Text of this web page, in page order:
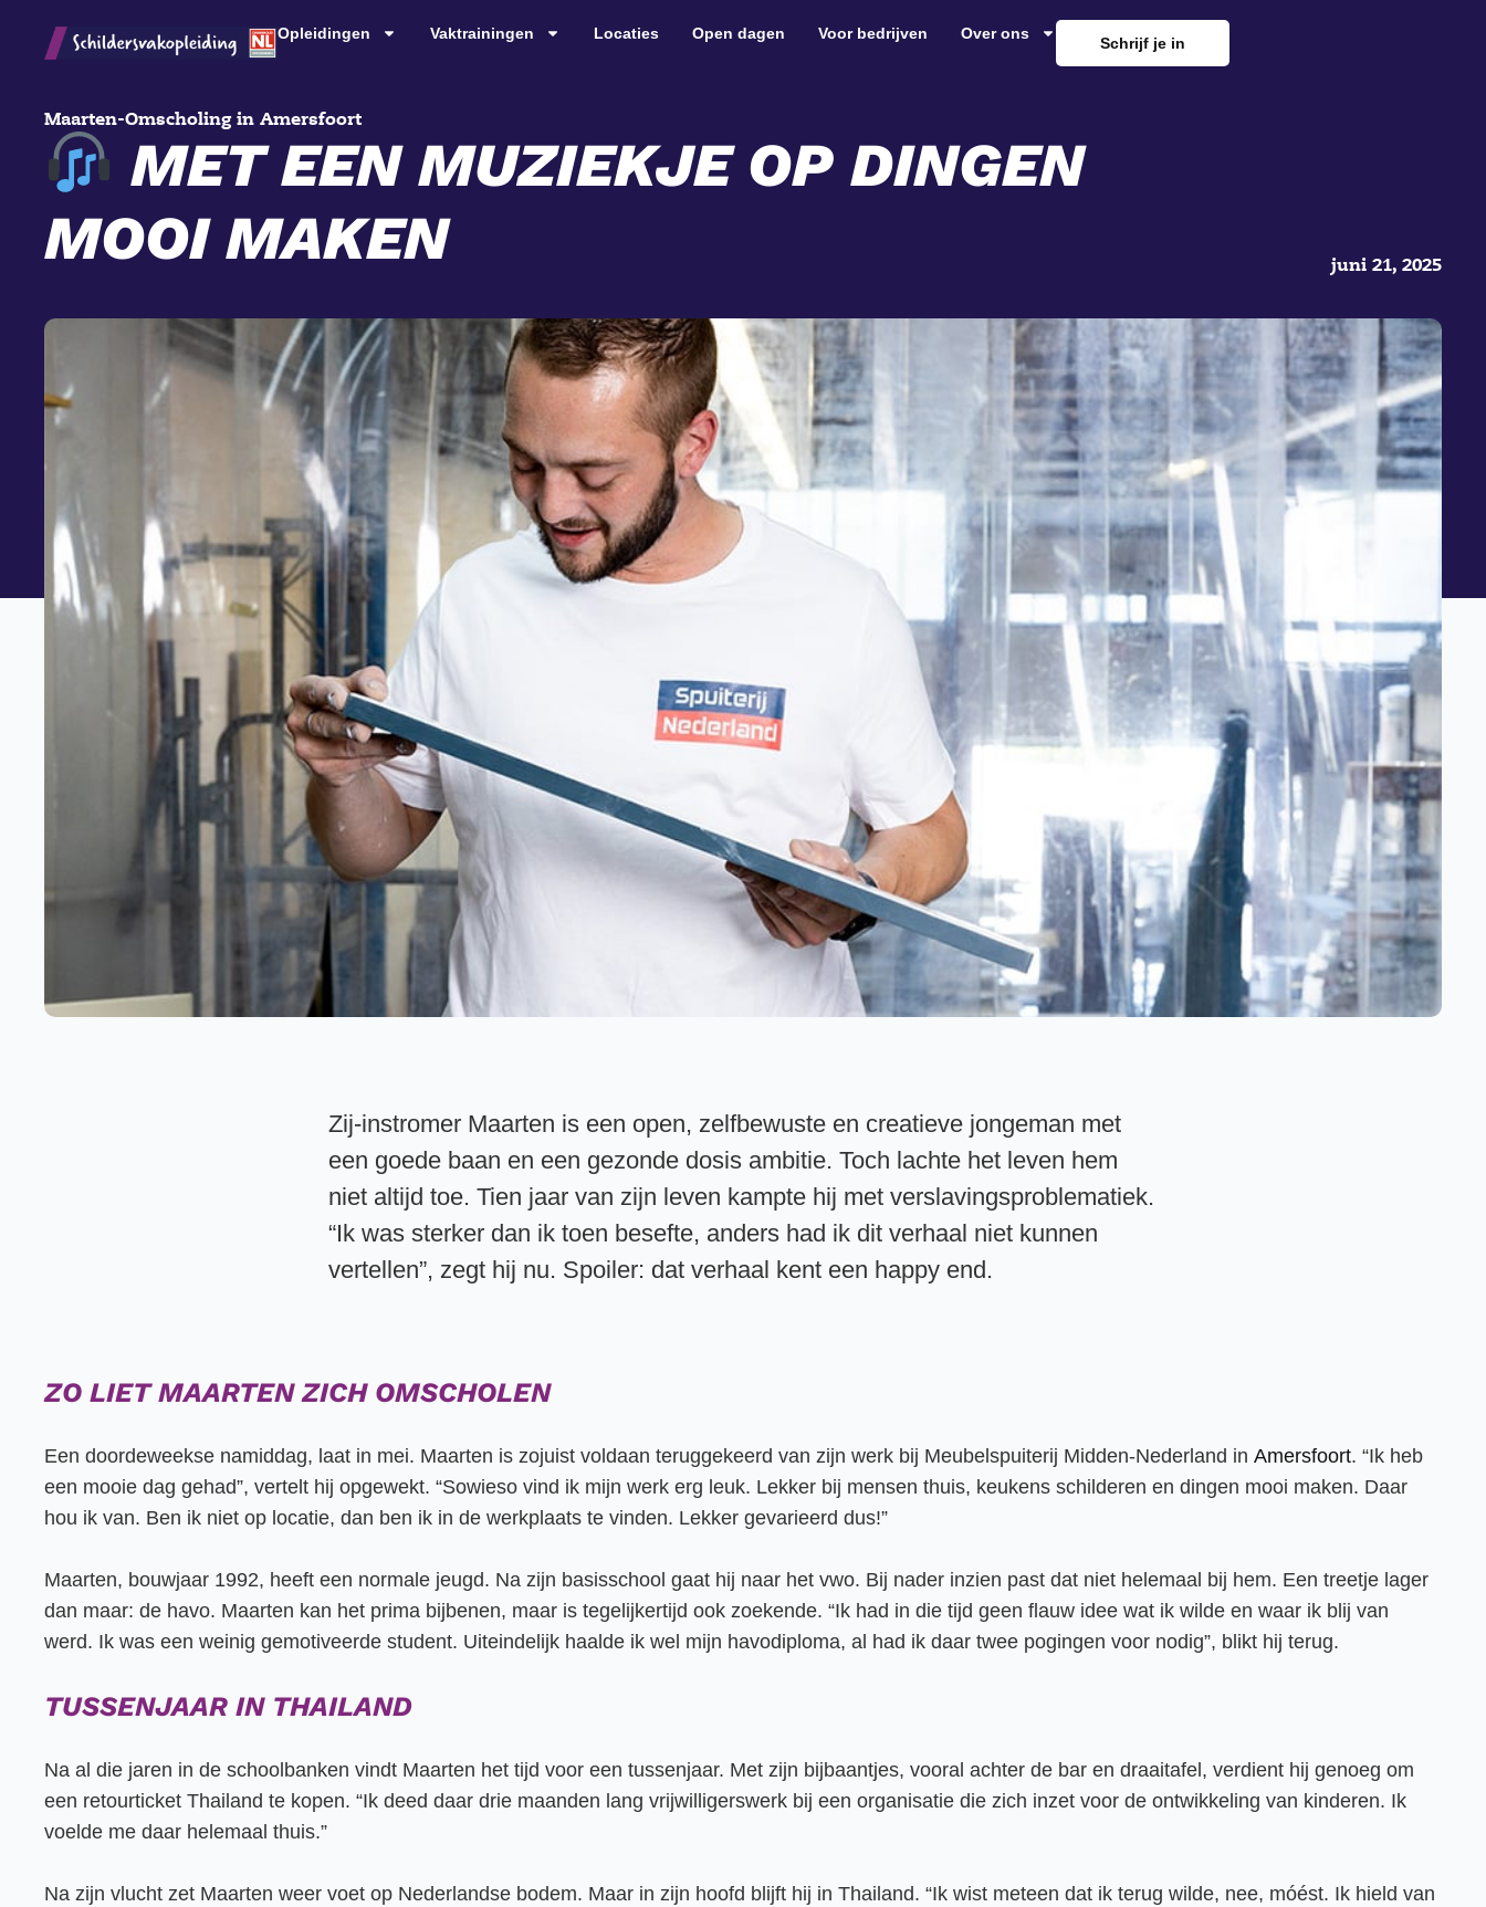
Opleidingen Vaktrainingen Locaties Open dagen Voor bedrijven Over ons
Schrijf je in
Maarten-Omscholing in Amersfoort
MET EEN MUZIEKJE OP DINGEN
MOOI MAKEN
juni 21, 2025
Zij-instromer Maarten is een open, zelfbewuste en creatieve jongeman met
een goede baan en een gezonde dosis ambitie. Toch lachte het leven hem
niet altijd toe. Tien jaar van zijn leven kampte hij met verslavingsproblematiek.
“Ik was sterker dan ik toen besefte, anders had ik dit verhaal niet kunnen
vertellen”, zegt hij nu. Spoiler: dat verhaal kent een happy end.
ZO LIET MAARTEN ZICH OMSCHOLEN
Een doordeweekse namiddag, laat in mei. Maarten is zojuist voldaan teruggekeerd van zijn werk bij Meubelspuiterij Midden-Nederland in Amersfoort. “Ik heb
een mooie dag gehad”, vertelt hij opgewekt. “Sowieso vind ik mijn werk erg leuk. Lekker bij mensen thuis, keukens schilderen en dingen mooi maken. Daar
hou ik van. Ben ik niet op locatie, dan ben ik in de werkplaats te vinden. Lekker gevarieerd dus!”
Maarten, bouwjaar 1992, heeft een normale jeugd. Na zijn basisschool gaat hij naar het vwo. Bij nader inzien past dat niet helemaal bij hem. Een treetje lager
dan maar: de havo. Maarten kan het prima bijbenen, maar is tegelijkertijd ook zoekende. “Ik had in die tijd geen flauw idee wat ik wilde en waar ik blij van
werd. Ik was een weinig gemotiveerde student. Uiteindelijk haalde ik wel mijn havodiploma, al had ik daar twee pogingen voor nodig”, blikt hij terug.
TUSSENJAAR IN THAILAND
Na al die jaren in de schoolbanken vindt Maarten het tijd voor een tussenjaar. Met zijn bijbaantjes, vooral achter de bar en draaitafel, verdient hij genoeg om
een retourticket Thailand te kopen. “Ik deed daar drie maanden lang vrijwilligerswerk bij een organisatie die zich inzet voor de ontwikkeling van kinderen. Ik
voelde me daar helemaal thuis.”
Na zijn vlucht zet Maarten weer voet op Nederlandse bodem. Maar in zijn hoofd blijft hij in Thailand. “Ik wist meteen dat ik terug wilde, nee, móést. Ik hield van